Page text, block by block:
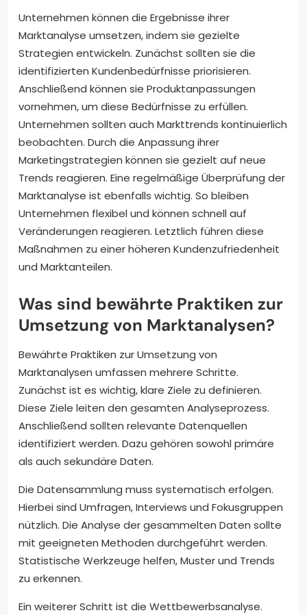
Unternehmen können die Ergebnisse ihrer
Marktanalyse umsetzen, indem sie gezielte
Strategien entwickeln. Zunächst sollten sie die
identifizierten Kundenbedürfnisse priorisieren.
Anschließend können sie Produktanpassungen
vornehmen, um diese Bedürfnisse zu erfüllen.
Unternehmen sollten auch Markttrends kontinuierlich
beobachten. Durch die Anpassung ihrer
Marketingstrategien können sie gezielt auf neue
Trends reagieren. Eine regelmäßige Überprüfung der
Marktanalyse ist ebenfalls wichtig. So bleiben
Unternehmen flexibel und können schnell auf
Veränderungen reagieren. Letztlich führen diese
Maßnahmen zu einer höheren Kundenzufriedenheit
und Marktanteilen.
Was sind bewährte Praktiken zur
Umsetzung von Marktanalysen?
Bewährte Praktiken zur Umsetzung von
Marktanalysen umfassen mehrere Schritte.
Zunächst ist es wichtig, klare Ziele zu definieren.
Diese Ziele leiten den gesamten Analyseprozess.
Anschließend sollten relevante Datenquellen
identifiziert werden. Dazu gehören sowohl primäre
als auch sekundäre Daten.
Die Datensammlung muss systematisch erfolgen.
Hierbei sind Umfragen, Interviews und Fokusgruppen
nützlich. Die Analyse der gesammelten Daten sollte
mit geeigneten Methoden durchgeführt werden.
Statistische Werkzeuge helfen, Muster und Trends
zu erkennen.
Ein weiterer Schritt ist die Wettbewerbsanalyse.